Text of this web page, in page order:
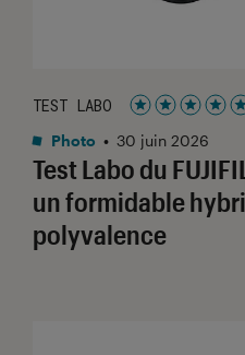
Test Labo du
un formidable
polyvalence
TEST LABO
Noté 5 étoiles
Photo • 30 juin 2026